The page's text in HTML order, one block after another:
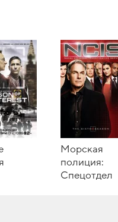
Морская
полиция:
Спецотдел